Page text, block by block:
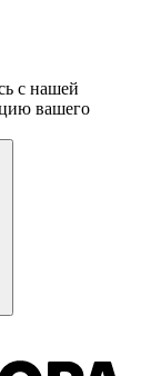
с нашей
вашего